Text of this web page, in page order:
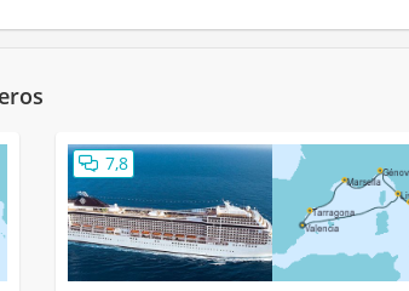
7,8